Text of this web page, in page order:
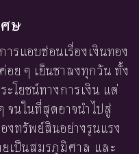
ษ
รแอบซ่อนเรื่องเงินทอง
ย ๆ เย็นชาลงทุกวัน ทั้ง
โยชน์ทางการเงิน แต่
จนในที่สุดอาจนำไปสู่
งทรัพย์สินอย่างรุนแรง
เป็นสมรภูมิศาล และ